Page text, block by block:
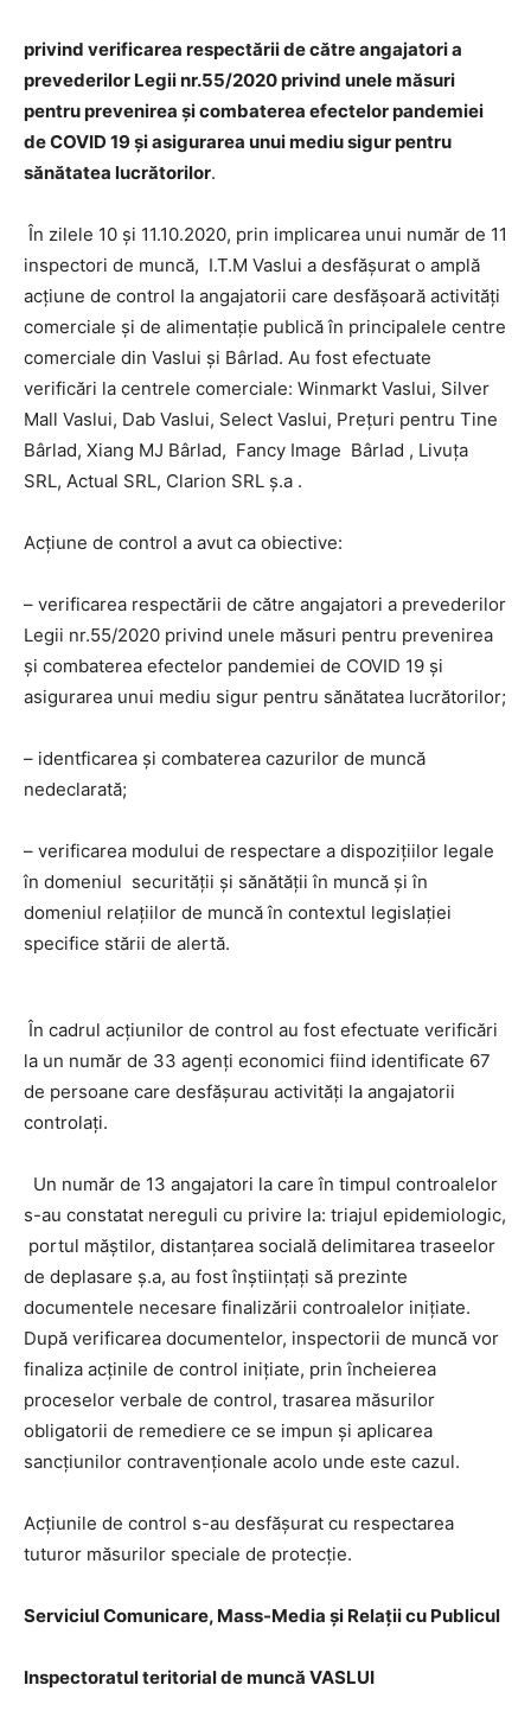
privind verificarea respectării de către angajatori a
prevederilor Legii nr.55/2020 privind unele măsuri
pentru prevenirea și combaterea efectelor pandemiei
de COVID 19 și asigurarea unui mediu sigur pentru
sănătatea lucrătorilor.
În zilele 10 și 11.10.2020, prin implicarea unui număr de 11
inspectori de muncă, I.T.M Vaslui a desfășurat o amplă
acțiune de control la angajatorii care desfășoară activități
comerciale și de alimentație publică în principalele centre
comerciale din Vaslui și Bârlad. Au fost efectuate
verificări la centrele comerciale: Winmarkt Vaslui, Silver
Mall Vaslui, Dab Vaslui, Select Vaslui, Preţuri pentru Tine
Bârlad, Xiang MJ Bârlad, Fancy Image Bârlad , Livuţa
SRL, Actual SRL, Clarion SRL ș.a .
Acțiune de control a avut ca obiective:
– verificarea respectării de către angajatori a prevederilor
Legii nr.55/2020 privind unele măsuri pentru prevenirea
și combaterea efectelor pandemiei de COVID 19 și
asigurarea unui mediu sigur pentru sănătatea lucrătorilor;
– identficarea și combaterea cazurilor de muncă
nedeclarată;
– verificarea modului de respectare a dispozițiilor legale
în domeniul securității și sănătății în muncă și în
domeniul relațiilor de muncă în contextul legislației
specifice stării de alertă.
În cadrul acțiunilor de control au fost efectuate verificări
la un număr de 33 agenți economici fiind identificate 67
de persoane care desfășurau activități la angajatorii
controlați.
Un număr de 13 angajatori la care în timpul controalelor
s-au constatat nereguli cu privire la: triajul epidemiologic,
portul măștilor, distanțarea socială delimitarea traseelor
de deplasare ș.a, au fost înștiințați să prezinte
documentele necesare finalizării controalelor inițiate.
După verificarea documentelor, inspectorii de muncă vor
finaliza acținile de control inițiate, prin încheierea
proceselor verbale de control, trasarea măsurilor
obligatorii de remediere ce se impun și aplicarea
sancțiunilor contravenționale acolo unde este cazul.
Acțiunile de control s-au desfășurat cu respectarea
tuturor măsurilor speciale de protecție.
Serviciul Comunicare, Mass-Media și Relații cu Publicul
Inspectoratul teritorial de muncă VASLUI